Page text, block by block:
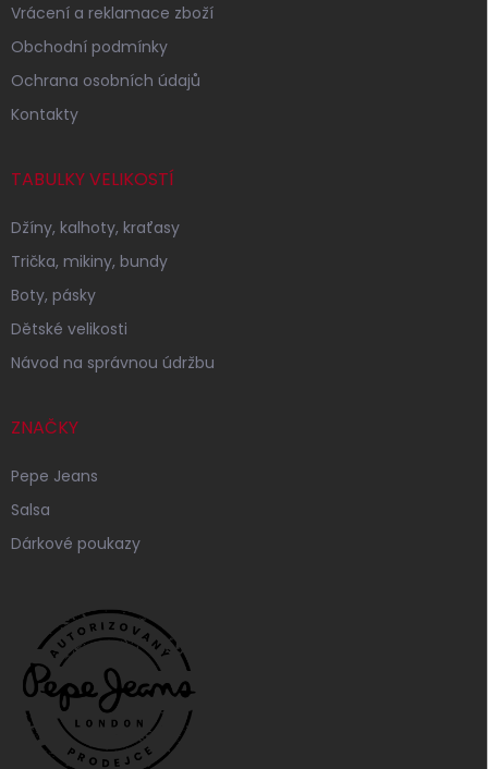
Vrácení a reklamace zboží
Obchodní podmínky
Ochrana osobních údajů
Kontakty
TABULKY VELIKOSTÍ
Džíny, kalhoty, kraťasy
Trička, mikiny, bundy
Boty, pásky
Dětské velikosti
Návod na správnou údržbu
ZNAČKY
Pepe Jeans
Salsa
Dárkové poukazy